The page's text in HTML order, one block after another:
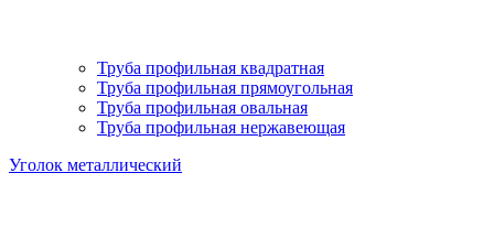
Труба профильная квадратная
Труба профильная прямоугольная
Труба профильная овальная
Труба профильная нержавеющая
Уголок металлический